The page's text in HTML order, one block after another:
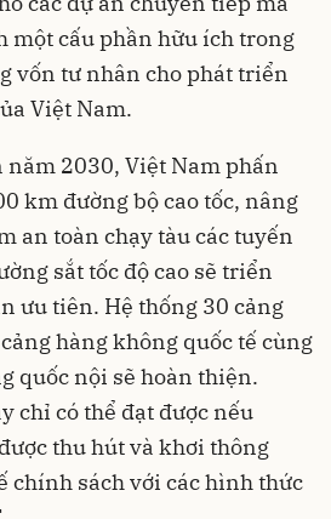
một cấu phần hữu ích trong
vốn tư nhân cho phát triển
Việt Nam.
năm 2030, Việt Nam phấn
km đường bộ cao tốc, nâng
an toàn chạy tàu các tuyến
sắt tốc độ cao sẽ triển
ưu tiên. Hệ thống 30 cảng
hàng không quốc tế cùng
quốc nội sẽ hoàn thiện.
chỉ có thể đạt được nếu
thu hút và khơi thông
chính sách với các hình thức